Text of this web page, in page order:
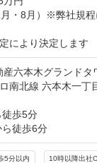
・8月）※弊社規程
により決定します
六本木グランドタ
南北線 六本木一丁
歩5分
徒歩6分
5分以内 10時以降出社